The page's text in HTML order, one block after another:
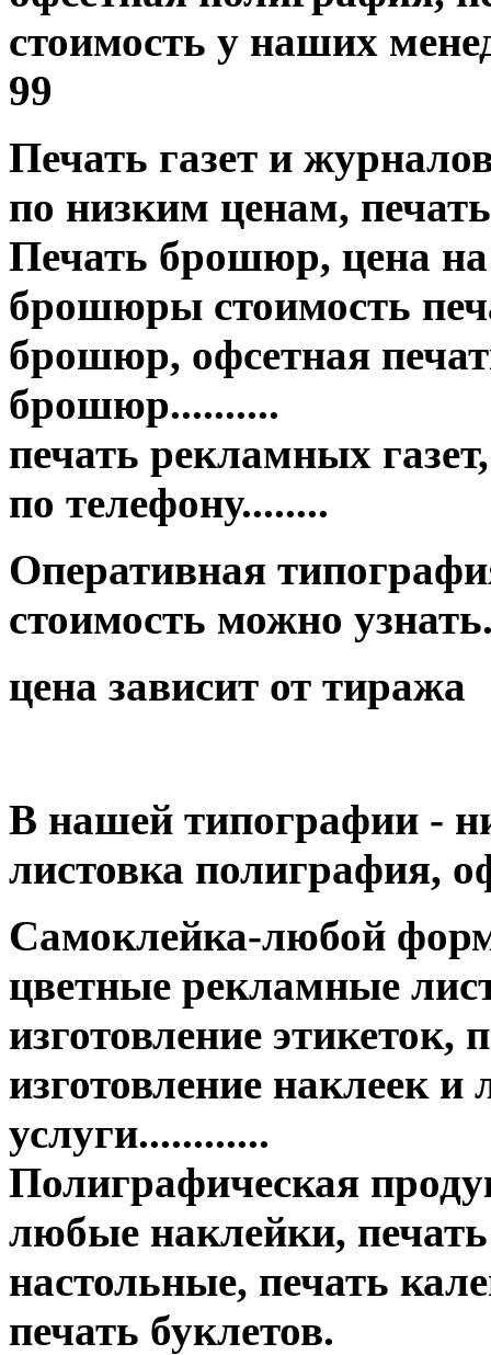
стоимость у наших
99
Печать газет и
по низким ценам,
Печать брошюр, цена
брошюры стоимость
брошюр, офсетная
брошюр..........
печать рекламных
по телефону........
Оперативная
стоимость можно
цена зависит от тиража
В нашей типографии -
листовка полиграфия,
Самоклейка-любой
цветные рекламные
изготовление этикеток,
изготовление наклеек
услуги............
Полиграфическая
любые наклейки,
настольные, печать
печать буклетов.